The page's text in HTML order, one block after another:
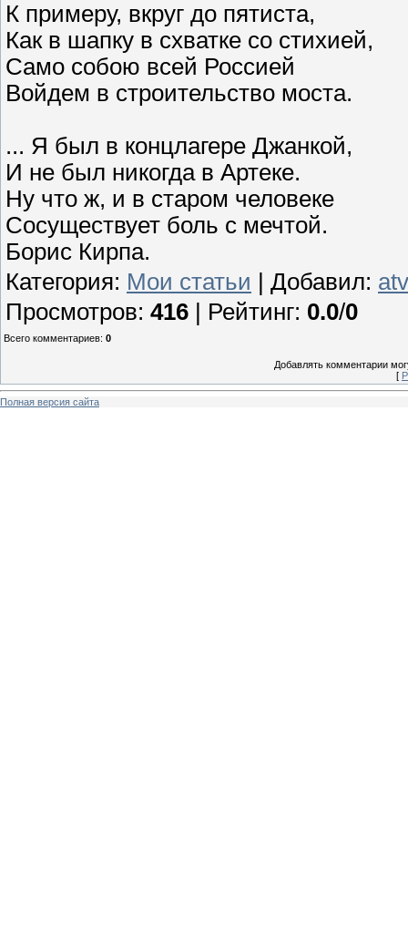
К примеру, вкруг до пятиста,
Как в шапку в схватке со стихией,
Само собою всей Россией
Войдем в строительство моста.
... Я был в концлагере Джанкой,
И не был никогда в Артеке.
Ну что ж, и в старом человеке
Сосуществует боль с мечтой.
Борис Кирпа.
Категория: Мои статьи Добавил: atv
Просмотров: 416 Рейтинг: 0.0/0
Всего комментариев: 0
Добавлять комментарии
[
Полная версия сайта